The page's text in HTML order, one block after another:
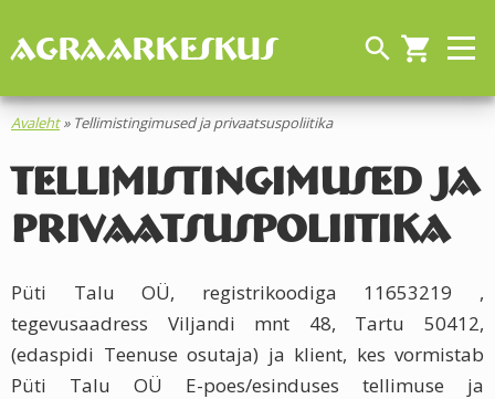
AGRAARKESKUS search shopping_cart
Avaleht» Tellimistingimused ja privaatsuspoliitika
Tellimistingimused ja
privaatsuspoliitika
Püti Talu OÜ, registrikoodiga 11653219 ,
tegevusaadress Viljandi mnt 48, Tartu 50412,
(edaspidi Teenuse osutaja) ja klient, kes vormistab
Püti Talu OÜ E-poes/esinduses tellimuse ja